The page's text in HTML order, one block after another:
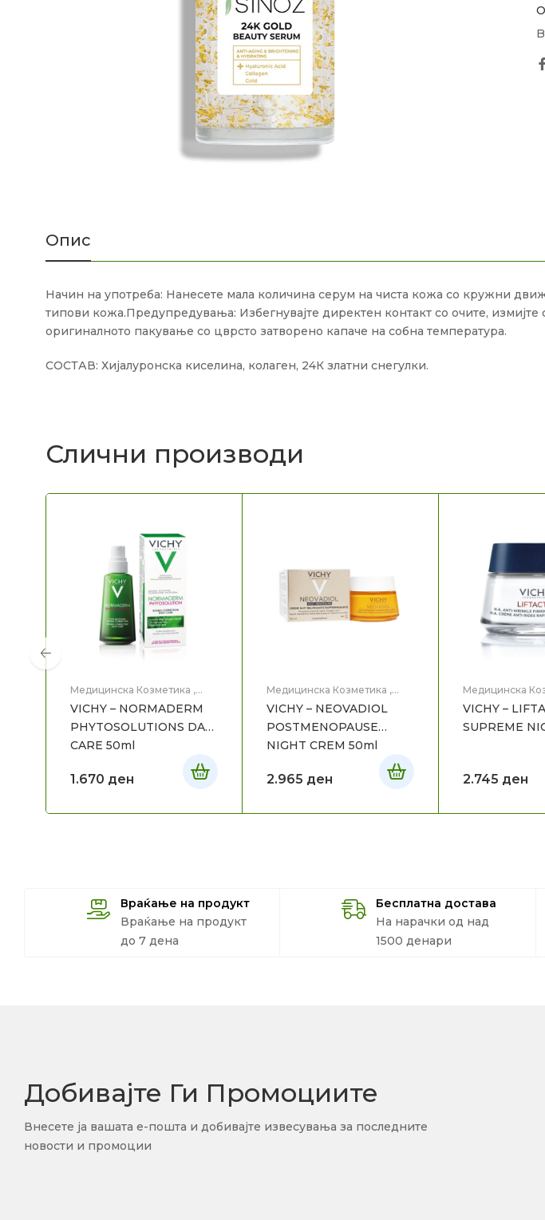
Опис
Начин на употреба: Нанесете мала количина серум на чиста кожа со кружни
типови кожа.Предупредувања: Избегнувајте директен контакт со очите,
оригиналното пакување со цврсто затворено капаче на собна температура.
СОСТАВ: Хијалуронска киселина, колаген, 24К златни снегулки.
Слични производи
Медицинска Козметика ,
VICHY – NORMADERM
PHYTOSOLUTIONS DAY
CARE 50ml
1.670 ден
Медицинска Козметика ,
VICHY – NEOVADIOL
POSTMENOPAUSE
NIGHT CREM 50ml
2.965 ден
Медицинска
VICHY –
SUPREME
2.745 ден
Враќање на продукт
Враќање на продукт
до 7 дена
Бесплатна достава
На нарачки од над
1500 денари
Добивајте Ги Промоциите
Внесете ја вашата е-пошта и добивајте извесувања за последните
новости и промоции